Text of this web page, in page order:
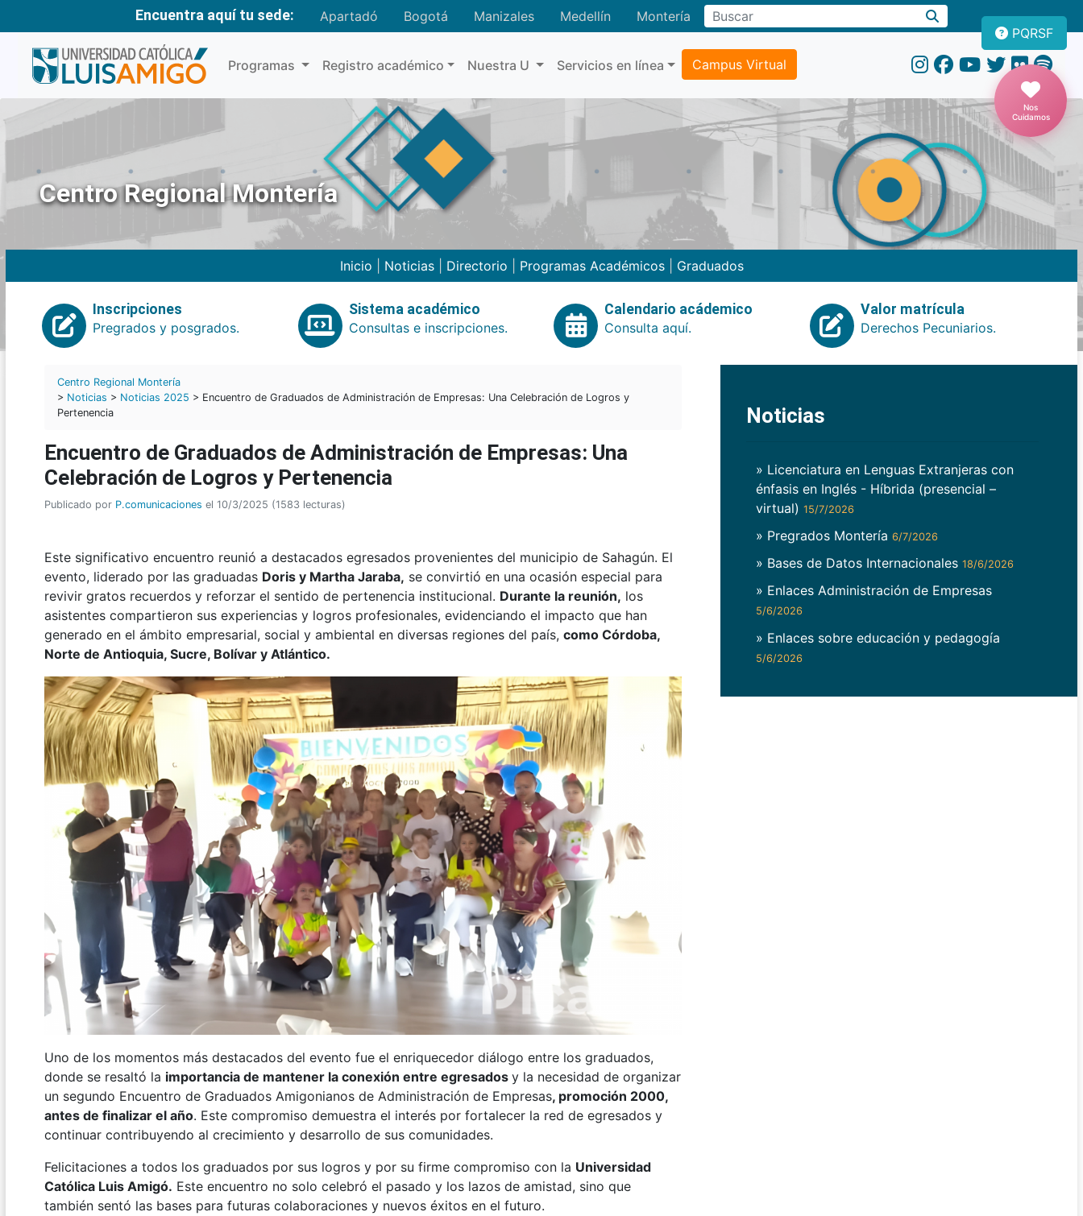
Encuentra aquí tu sede: Apartadó Bogotá Manizales Medellín Montería
Programas Registro académico Nuestra U Servicios en línea Campus Virtual
PQRSF
Nos
Cuidamos
Centro Regional Montería
Inicio Noticias| Directorio Programas Académicos| Graduados
Inscripciones
Pregrados y posgrados.
Sistema académico
Consultas e inscripciones.
Calendario acádemico
Consulta aquí.
Valor matrícula
Derechos Pecuniarios.
Centro Regional Montería
> Noticias > Noticias 2025 > Encuentro de Graduados de Administración de Empresas: Una Celebración de Logros y
Pertenencia
Encuentro de Graduados de Administración de Empresas: Una
Celebración de Logros y Pertenencia
Publicado por P.comunicaciones el 10/3/2025 (1583 lecturas)
Este significativo encuentro reunió a destacados egresados provenientes del municipio de Sahagún. El
evento, liderado por las graduadas Doris y Martha Jaraba, se convirtió en una ocasión especial para
revivir gratos recuerdos y reforzar el sentido de pertenencia institucional. Durante la reunión, los
asistentes compartieron sus experiencias y logros profesionales, evidenciando el impacto que han
generado en el ámbito empresarial, social y ambiental en diversas regiones del país, como Córdoba,
Norte de Antioquia, Sucre, Bolívar y Atlántico.
Uno de los momentos más destacados del evento fue el enriquecedor diálogo entre los graduados,
donde se resaltó la importancia de mantener la conexión entre egresados y la necesidad de organizar
un segundo Encuentro de Graduados Amigonianos de Administración de Empresas, promoción 2000,
antes de finalizar el año. Este compromiso demuestra el interés por fortalecer la red de egresados y
continuar contribuyendo al crecimiento y desarrollo de sus comunidades.
Felicitaciones a todos los graduados por sus logros y por su firme compromiso con la Universidad
Católica Luis Amigó. Este encuentro no solo celebró el pasado y los lazos de amistad, sino que
también sentó las bases para futuras colaboraciones y nuevos éxitos en el futuro.
Noticias
» Licenciatura en Lenguas Extranjeras con
énfasis en Inglés - Híbrida (presencial –
virtual) 15/7/2026
» Pregrados Montería 6/7/2026
» Bases de Datos Internacionales 18/6/2026
» Enlaces Administración de Empresas
5/6/2026
» Enlaces sobre educación y pedagogía
5/6/2026